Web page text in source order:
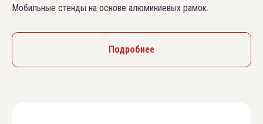
Мобильные стенды на основе алюминиевых рамок.
Подробнее